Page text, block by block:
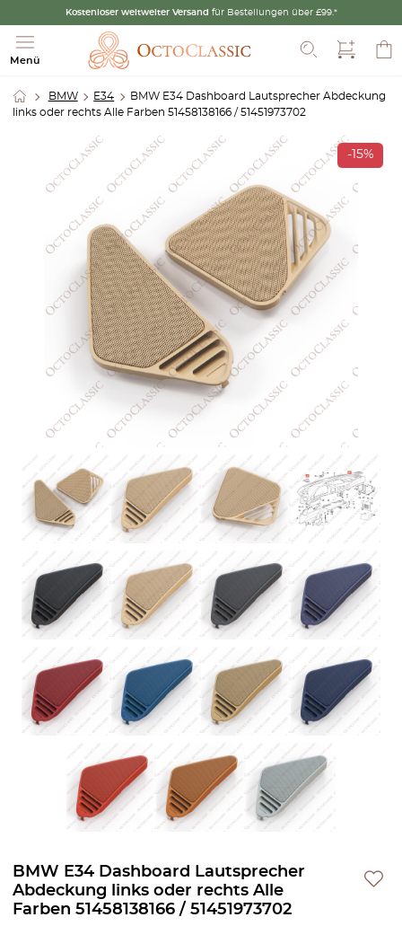
Kostenloser weltweiter Versand für Bestellungen über £99.*
Menü
Suche
BMW E34
BMW E34 Dashboard Lautsprecher Abdeckung
links oder rechts Alle Farben 51458138166 / 51451973702
-15%
BMW E34 Dashboard Lautsprecher
Abdeckung links oder rechts Alle
Farben 51458138166 / 51451973702